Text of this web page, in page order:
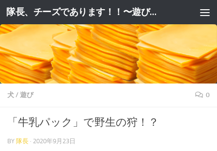
コンテンツへスキップ 隊長、チーズであります！！〜遊びと躾と妄想と。〜
犬/遊び 0
「牛乳パック」で野生の狩！？
BY 隊長 · 2020年9月23日